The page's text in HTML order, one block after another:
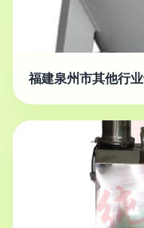
福建泉州市其他行